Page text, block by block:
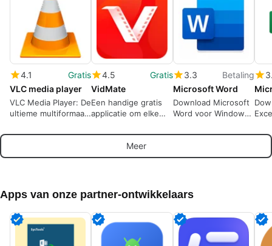
4.1
Gratis
VLC media player
VLC Media Player: De
ultieme multiformaat
4.5
Gratis
VidMate
Een handige gratis
applicatie om elke
downloaden.
3.3
Betaling
Microsoft Word
Download Microsoft
Word voor Windows:
tekstverwerker is
Meer
Apps van onze partner-ontwikkelaars